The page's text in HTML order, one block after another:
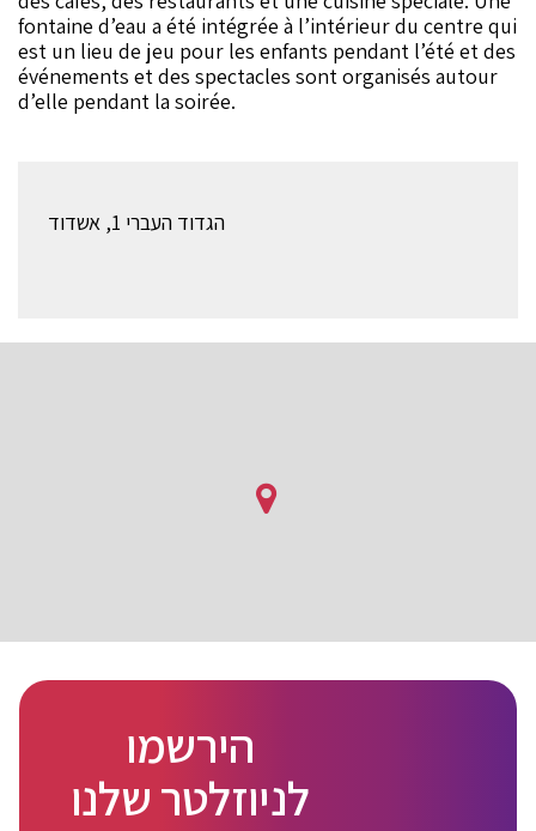
fontaine d’eau a été intégrée à l’intérieur du centre qui
est un lieu de jeu pour les enfants pendant l’été et des
événements et des spectacles sont organisés autour
d’elle pendant la soirée.
הגדוד העברי 1, אשדוד
הירשמו
לניוזלטר שלנו